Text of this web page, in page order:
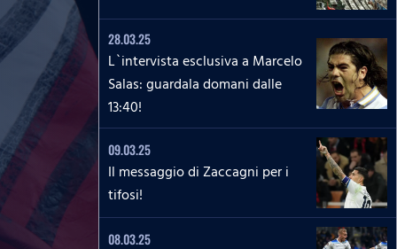
28.03.25
L`intervista esclusiva a Marcelo
Salas: guardala domani dalle
13:40!
09.03.25
Il messaggio di Zaccagni per i
tifosi!
08.03.25